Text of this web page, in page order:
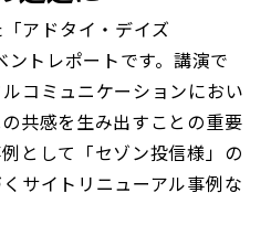
アドタイ・デイズ
トレポートです。講演で
コミュニケーションにおい
共感を生み出すことの重要
として「セゾン投信様」の
サイトリニューアル事例な